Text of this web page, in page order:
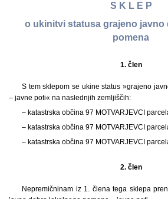
S K L E P
o ukinitvi statusa grajeno javno
pomena
1. člen
S tem sklepom se ukine status »grajeno
– javne poti« na naslednjih zemljiščih:
– katastrska občina 97 MOTVARJEVCI
– katastrska občina 97 MOTVARJEVCI
– katastrska občina 97 MOTVARJEVCI
2. člen
Nepremičninam iz 1. člena tega sklepa